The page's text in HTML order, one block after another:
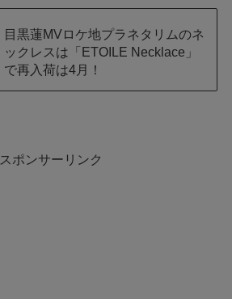
目黒蓮MVロケ地プラネタリムのネ
ックレスは「ETOILE Necklace」
で再入荷は4月！
スポンサーリンク